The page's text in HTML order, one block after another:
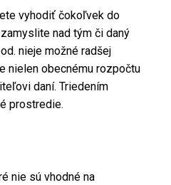
vyhodiť čokoľvek do
nad tým či daný
nieje možné radšej
nielen obecnému rozpočtu
daní. Triedením
prostredie.
nie sú vhodné na